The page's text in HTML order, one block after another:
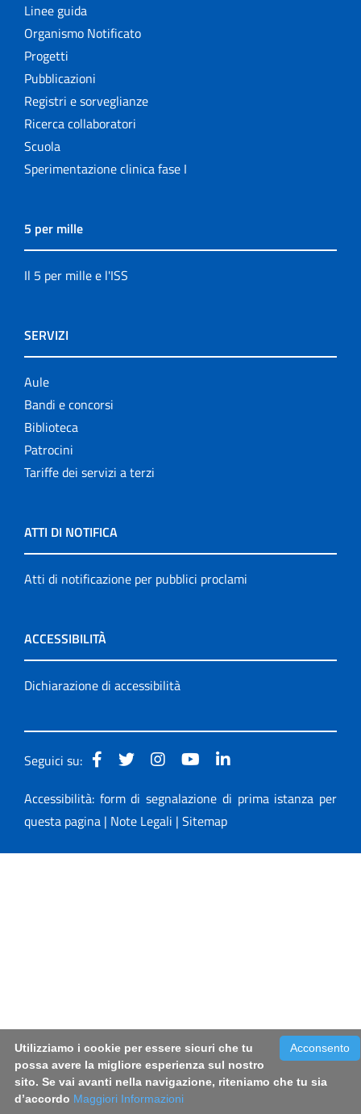
Linee guida
Organismo Notificato
Progetti
Pubblicazioni
Registri e sorveglianze
Ricerca collaboratori
Scuola
Sperimentazione clinica fase I
5 per mille
Il 5 per mille e l'ISS
SERVIZI
Aule
Bandi e concorsi
Biblioteca
Patrocini
Tariffe dei servizi a terzi
ATTI DI NOTIFICA
Atti di notificazione per pubblici proclami
ACCESSIBILITÀ
Dichiarazione di accessibilità
Seguici su:
Accessibilità: form di segnalazione di prima istanza per
questa pagina | Note Legali | Sitemap
Acconsento
Utilizziamo i cookie per essere sicuri che tu
possa avere la migliore esperienza sul nostro
sito. Se vai avanti nella navigazione, riteniamo che tu sia
d’accordo Maggiori Informazioni